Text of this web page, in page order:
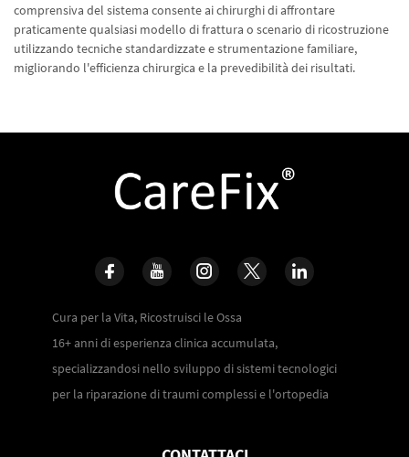
comprensiva del sistema consente ai chirurghi di affrontare
praticamente qualsiasi modello di frattura o scenario di ricostruzione
utilizzando tecniche standardizzate e strumentazione familiare,
migliorando l'efficienza chirurgica e la prevedibilità dei risultati.
Cura per la Vita, Ricostruisci le Ossa
16+ anni di esperienza clinica accumulata,
specializzandosi nello sviluppo di sistemi tecnologici
per la riparazione di traumi complessi e l'ortopedia